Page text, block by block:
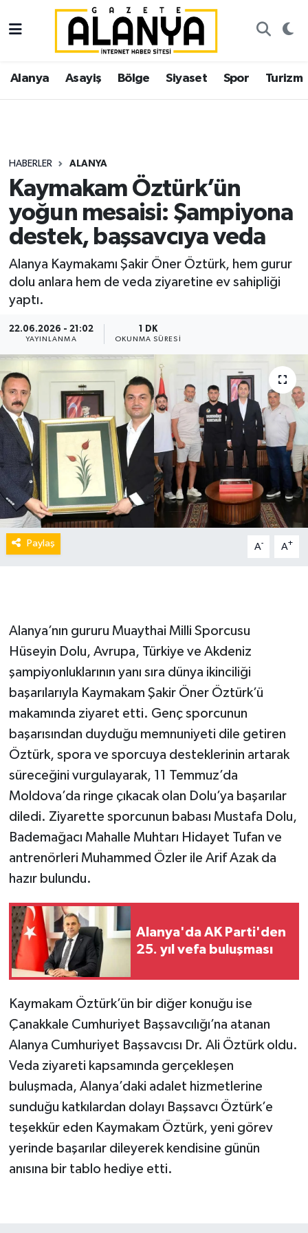
Alanya Asayiş Bölge Siyaset Spor Turizm
HABERLER ALANYA
Kaymakam Öztürk’ün
yoğun mesaisi: Şampiyona
destek, başsavcıya veda
Alanya Kaymakamı Şakir Öner Öztürk, hem gurur
dolu anlara hem de veda ziyaretine ev sahipliği
yaptı.
22.06.2026 - 21:02
YAYINLANMA
1 DK
OKUNMA SÜRESI
Paylaş A- A+
Alanya’nın gururu Muaythai Milli Sporcusu
Hüseyin Dolu, Avrupa, Türkiye ve Akdeniz
şampiyonluklarının yanı sıra dünya ikinciliği
başarılarıyla Kaymakam Şakir Öner Öztürk’ü
makamında ziyaret etti. Genç sporcunun
başarısından duyduğu memnuniyeti dile getiren
Öztürk, spora ve sporcuya desteklerinin artarak
süreceğini vurgulayarak, 11 Temmuz’da
Moldova’da ringe çıkacak olan Dolu’ya başarılar
diledi. Ziyarette sporcunun babası Mustafa Dolu,
Bademağacı Mahalle Muhtarı Hidayet Tufan ve
antrenörleri Muhammed Özler ile Arif Azak da
hazır bulundu.
Alanya'da AK Parti'den
25. yıl vefa buluşması
Kaymakam Öztürk’ün bir diğer konuğu ise
Çanakkale Cumhuriyet Başsavcılığı’na atanan
Alanya Cumhuriyet Başsavcısı Dr. Ali Öztürk oldu.
Veda ziyareti kapsamında gerçekleşen
buluşmada, Alanya’daki adalet hizmetlerine
sunduğu katkılardan dolayı Başsavcı Öztürk’e
teşekkür eden Kaymakam Öztürk, yeni görev
yerinde başarılar dileyerek kendisine günün
anısına bir tablo hediye etti.
Alanya
Asayiş
Siyaset
Spor
Turizm
Ekonomi
Gazipaşa
İstanbul Nöbetçi Eczaneler
İstanbul Hava Durumu
Süper Lig Puan Durumu ve Fikstür
Tüm Manşetler
Son Dakika Haberleri
Haber Arşivi